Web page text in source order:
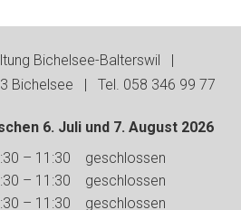
Bichelsee-Balterswil |
Bichelsee | Tel. 058 346 99 77
6. Juli und 7. August 2026
Nachmittag
– 11:30
geschlossen
– 11:30
geschlossen
– 11:30
geschlossen